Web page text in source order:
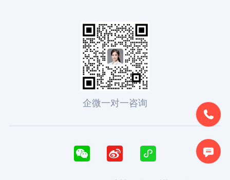


企微一对一咨询
  